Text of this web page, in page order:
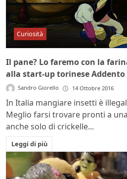
Curiosità
Il pane? Lo faremo con la
alla start-up torinese Addento
Sandro Giorello 14 Ottobre 2016
In Italia mangiare insetti è
Meglio farsi trovare pronti a
anche solo di crickelle...
Leggi di più